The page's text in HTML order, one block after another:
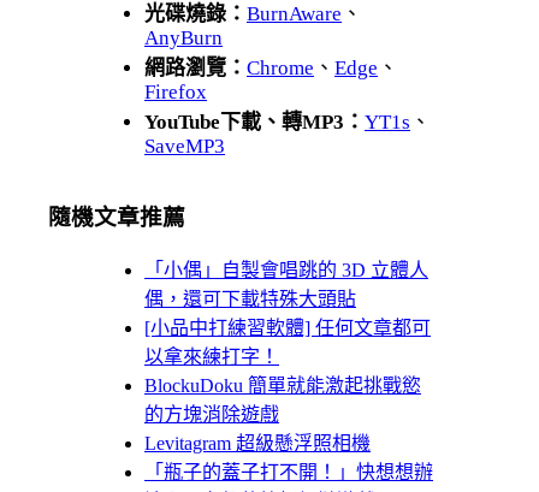
光碟燒錄： BurnAware 、
AnyBurn
網路瀏覽： Chrome 、 Edge 、
Firefox
YouTube下載、轉MP3： YT1s 、
SaveMP3
隨機文章推薦
「小偶」自製會唱跳的 3D 立體人
偶，還可下載特殊大頭貼
[小品中打練習軟體] 任何文章都可
以拿來練打字！
BlockuDoku 簡單就能激起挑戰慾
的方塊消除遊戲
Levitagram 超級懸浮照相機
「瓶子的蓋子打不開！」快想想辦